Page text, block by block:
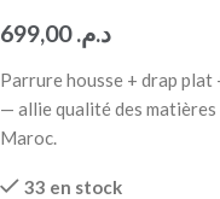
د.م.699,00
Parrure housse + drap
— allie qualité des
Maroc.
33 en stock